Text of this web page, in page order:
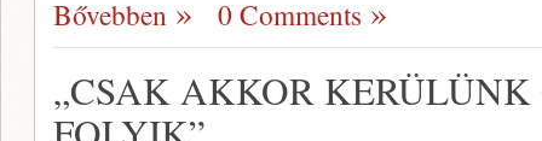
Bővebben 0 Comments
„CSAK AKKOR